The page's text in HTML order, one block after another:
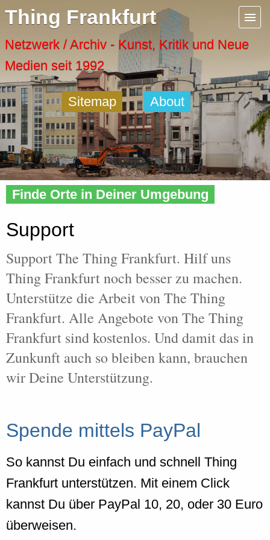
Thing Frankfurt
Netzwerk / Archiv - Kunst, Kritik und Neue
Medien seit 1992
Sitemap About
Home» Support
Finde Orte in Deiner Umgebung
Support
Support The Thing Frankfurt. Hilf uns
Thing Frankfurt noch besser zu machen.
Unterstütze die Arbeit von The Thing
Frankfurt. Alle Angebote von The Thing
Frankfurt sind kostenlos. Und damit das in
Zunkunft auch so bleiben kann, brauchen
wir Deine Unterstützung.
Spende mittels PayPal
So kannst Du einfach und schnell Thing
Frankfurt unterstützen. Mit einem Click
kannst Du über PayPal 10, 20, oder 30 Euro
überweisen.
Menu
Artspaces
Cool Places
Frankfurt Diary
Activity
Recent Posts